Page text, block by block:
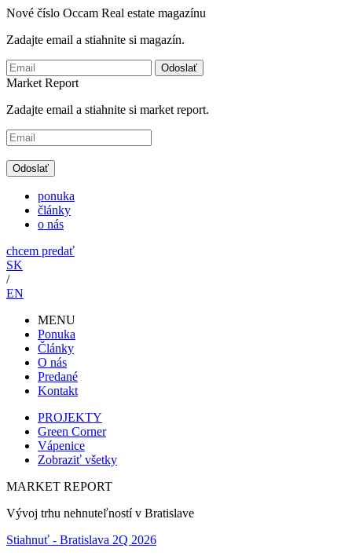
Nové číslo Occam Real estate magazínu
Zadajte email a stiahnite si magazín.
Odoslať
Market Report
Zadajte email a stiahnite si market report.
Odoslať
ponuka
články
o nás
chcem predať
SK
/
EN
MENU
Ponuka
Články
O nás
Predané
Kontakt
PROJEKTY
Green Corner
Vápenice
Zobraziť všetky
MARKET REPORT
Vývoj trhu nehnuteľností v Bratislave
Stiahnuť - Bratislava 2Q 2026